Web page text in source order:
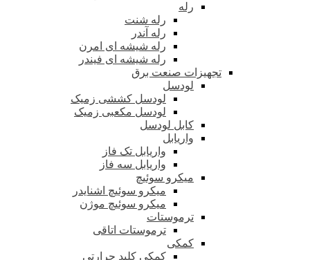
رله
رله شنت
رله آندر
رله شیشه ای امرن
رله شیشه ای فیندر
تجهیزات صنعت برق
لودسل
لودسل کششی زمیک
لودسل مکعبی زمیک
کابل لودسل
واریابل
واریابل تک فاز
واریابل سه فاز
میکرو سوئیچ
میکرو سوئیچ اشنایدر
میکرو سوئیچ موژن
ترموستات
ترموستات اتاقی
کمکی
کمکی کلید حرارتی